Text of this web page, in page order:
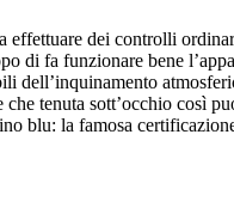
dei controlli
di fa funzionare bene
dell’inquinamento
tenuta sott’occhio così
blu: la famosa